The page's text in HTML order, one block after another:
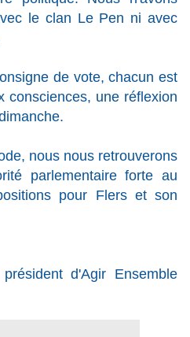
le clan Le Pen ni avec
de vote, chacun est
consciences, une réflexion
nous nous retrouverons
parlementaire forte au
pour Flers et son
d'Agir Ensemble